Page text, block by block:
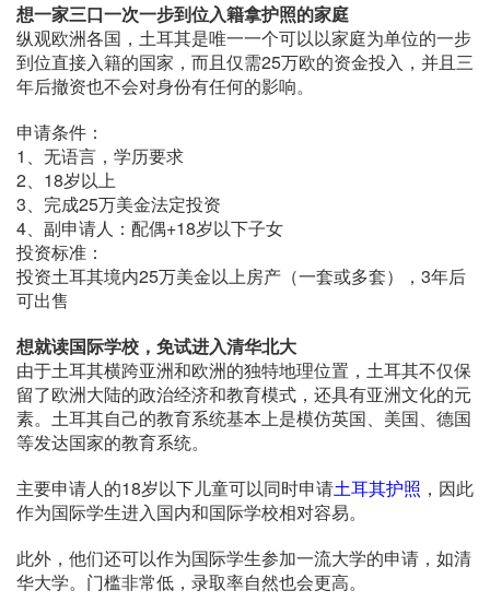
想一家三口一次一步到位入籍拿护照的家庭
纵观欧洲各国，土耳其是唯一一个可以以家庭为单位的一步
到位直接入籍的国家，而且仅需25万欧的资金投入，并且三
年后撤资也不会对身份有任何的影响。
申请条件：
1、无语言，学历要求
2、18岁以上
3、完成25万美金法定投资
4、副申请人：配偶+18岁以下子女
投资标准：
投资土耳其境内25万美金以上房产（一套或多套），3年后
可出售
想就读国际学校，免试进入清华北大
由于土耳其横跨亚洲和欧洲的独特地理位置，土耳其不仅保
留了欧洲大陆的政治经济和教育模式，还具有亚洲文化的元
素。土耳其自己的教育系统基本上是模仿英国、美国、德国
等发达国家的教育系统。
主要申请人的18岁以下儿童可以同时申请土耳其护照 ，因此
作为国际学生进入国内和国际学校相对容易。
此外，他们还可以作为国际学生参加一流大学的申请，如清
华大学。门槛非常低，录取率自然也会更高。